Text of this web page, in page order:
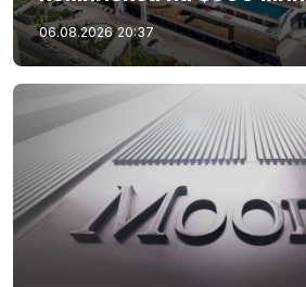
06.08.2026 20:37